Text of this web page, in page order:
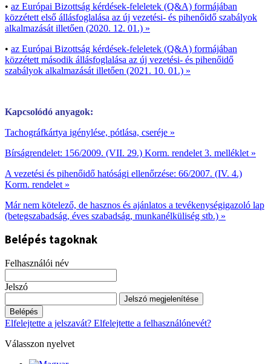
• az Európai Bizottság kérdések-feleletek (Q&A) formájában
közzétett első állásfoglalása az új vezetési- és pihenőidő szabályok
alkalmazását illetően (2020. 12. 01.) »
• az Európai Bizottság kérdések-feleletek (Q&A) formájában
közzétett második állásfoglalása az új vezetési- és pihenőidő
szabályok alkalmazását illetően (2021. 10. 01.) »
Kapcsolódó anyagok:
Tachográfkártya igénylése, pótlása, cseréje »
Bírságrendelet: 156/2009. (VII. 29.) Korm. rendelet 3. melléklet »
A vezetési és pihenőidő hatósági ellenőrzése: 66/2007. (IV. 4.)
Korm. rendelet »
Már nem kötelező, de hasznos és ajánlatos a tevékenységigazoló lap
(betegszabadság, éves szabadság, munkanélküliség stb.) »
Belépés tagoknak
Felhasználói név
Jelszó
Jelszó megjelenítése
Belépés
Elfelejtette a jelszavát? Elfelejtette a felhasználónevét?
Válasszon nyelvet